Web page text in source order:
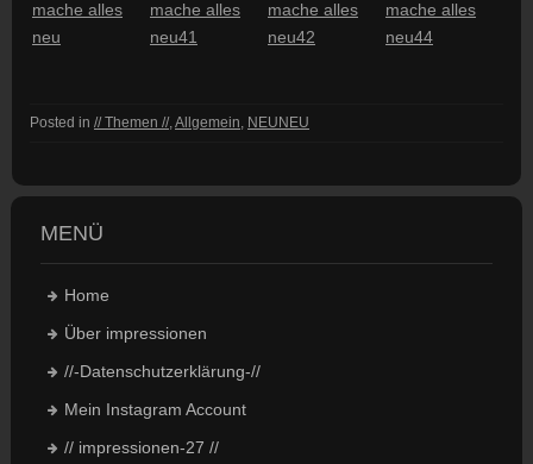
Posted in // Themen //, Allgemein NEUNEU
MENÜ
Home
Über impressionen
//-Datenschutzerklärung-//
Mein Instagram Account
// impressionen-27 //